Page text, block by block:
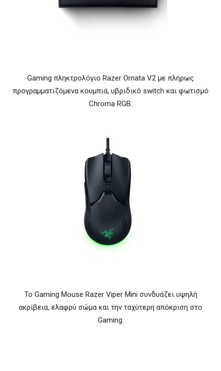
Gaming πληκτρολόγιο Razer Ornata V2 με πλήρως
προγραμματιζόμενα κουμπιά, υβριδικό switch και φωτισμό
Chroma RGB.
Το Gaming Mouse Razer Viper Mini συνδυάζει υψηλή
ακρίβεια, ελαφρύ σώμα και την ταχύτερη απόκριση στο
Gaming.